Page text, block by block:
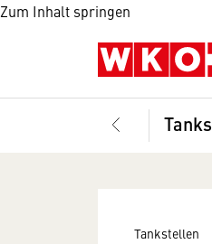
Zum Inhalt springen
Tankstellen